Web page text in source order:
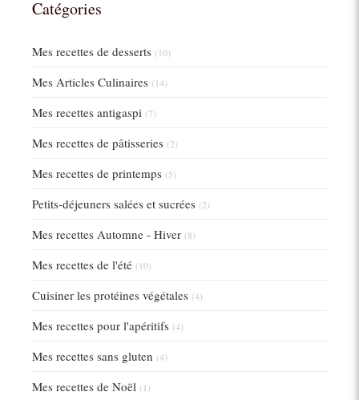
Catégories
Mes recettes de desserts (10)
Mes Articles Culinaires (14)
Mes recettes antigaspi (7)
Mes recettes de pâtisseries (2)
Mes recettes de printemps (5)
Petits-déjeuners salées et sucrées (2)
Mes recettes Automne - Hiver (8)
Mes recettes de l'été (10)
Cuisiner les protéines végétales (4)
Mes recettes pour l'apéritifs (4)
Mes recettes sans gluten (4)
Mes recettes de Noël (1)